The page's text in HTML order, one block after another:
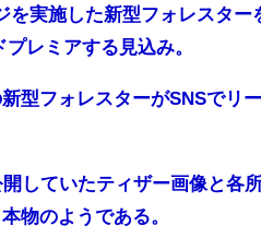
実施した新型フォレスター
レミアする見込み。
型フォレスターがSNSでリー
していたティザー画像と各
物のようである。